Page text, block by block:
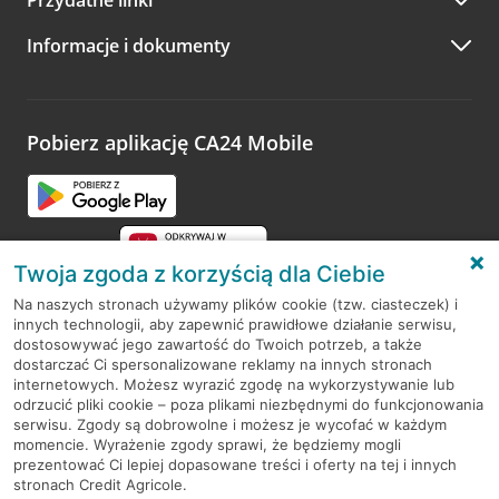
A po wizycie…
Zachęcamy do podzielenia się z nami opinią o wizycie.
opinie.
Informacje i dokumenty
Pobierz aplikację CA24 Mobile
RODO
Regulamin serwisu
Mapa serwisu
PolitykaCookies
Twoja zgoda z korzyścią dla Ciebie
Na naszych stronach używamy plików cookie (tzw. ciasteczek) i
innych technologii, aby zapewnić prawidłowe działanie serwisu,
dostosowywać jego zawartość do Twoich potrzeb, a także
dostarczać Ci spersonalizowane reklamy na innych stronach
internetowych. Możesz wyrazić zgodę na wykorzystywanie lub
odrzucić pliki cookie – poza plikami niezbędnymi do funkcjonowania
serwisu. Zgody są dobrowolne i możesz je wycofać w każdym
momencie. Wyrażenie zgody sprawi, że będziemy mogli
prezentować Ci lepiej dopasowane treści i oferty na tej i innych
stronach Credit Agricole.